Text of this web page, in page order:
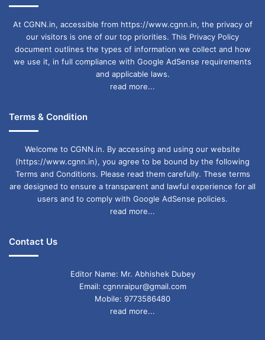
At CGNN.in, accessible from https://www.cgnn.in, the privacy of
our visitors is one of our top priorities. This Privacy Policy
document outlines the types of information we collect and how
we use it, in full compliance with Google AdSense requirements
and applicable laws.
read more...
Terms & Condition
Welcome to CGNN.in. By accessing and using our website
(https://www.cgnn.in), you agree to be bound by the following
Terms and Conditions. Please read them carefully. These terms
are designed to ensure a transparent and lawful experience for all
users and to comply with Google AdSense policies.
read more...
Contact Us
Editor Name: Mr. Abhishek Dubey
Email: cgnnraipur@gmail.com
Mobile: 9773586480
read more...